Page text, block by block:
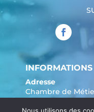
INFORMATIONS
Adresse
Chambre de
904 Avenue